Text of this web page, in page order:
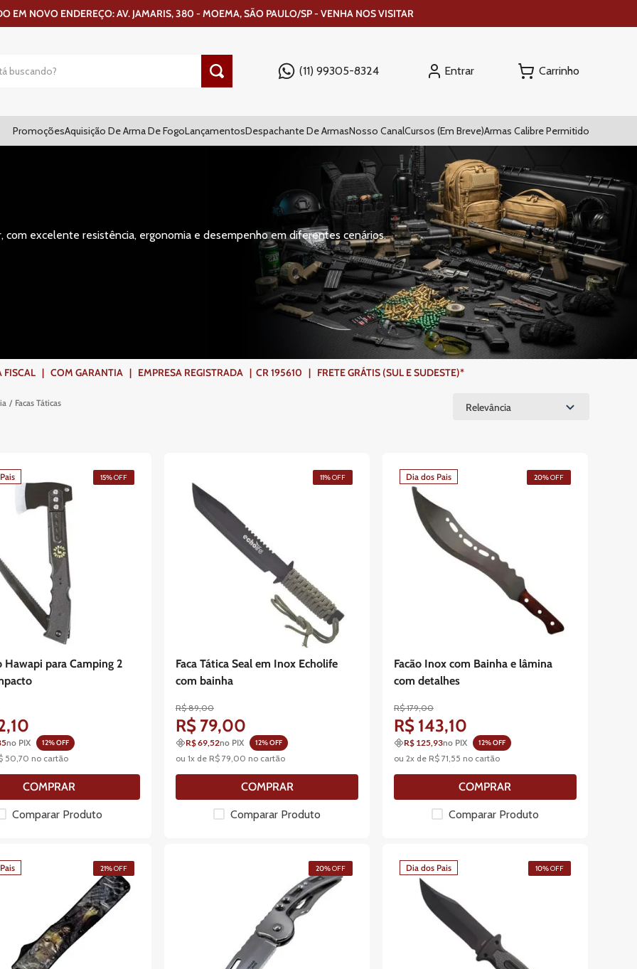
EM NOVO ENDEREÇO: AV. JAMARIS, 380 - MOEMA, SÃO PAULO/SP - VENHA NOS VISITAR
(11) 99305-8324 Entrar
PromoçõesAquisição De Arma De FogoLançamentosDespachante De ArmasNosso CanalCursos (Em Breve)Armas Calibre Permitido
com excelente resistência, ergonomia e desempenho em diferentes cenários.
| COM GARANTIA | EMPRESA REGISTRADA | CR 195610 | FRETE GRÁTIS (SUL E SUDESTE)*
Facas Táticas Relevância
Hawapi para Camping 2
,10
15%OFF
no PIX 12% OFF
50 ,70 no cartão
COMPRAR
Comparar Produto
Faca Tática Seal em Inox Echolife
com bainha
R$ 89,00
R$ 79,00
11%OFF
R$ 69,52no PIX 12% OFF
ou1x de R$ 79 00 no cartão
COMPRAR
Comparar Produto
Dia dos Pais
Facão Inox com Bainha e lâmina
com detalhes
R$ 179,00
R$ 143,10
20%OFF
R$ 125,93no PIX 12% OFF
ou 2x de R$ 71 55 no cartão
COMPRAR
Comparar Produto
21%OFF 20%OFF Dia dos Pais 10%OFF